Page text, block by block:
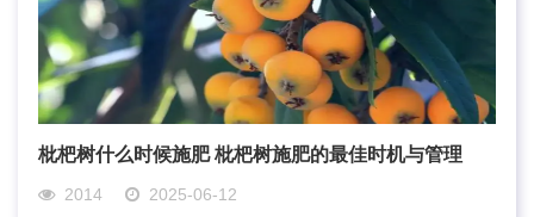
枇杷树什么时候施肥 枇杷树施肥的最佳时机与管理
2014 2025-06-12